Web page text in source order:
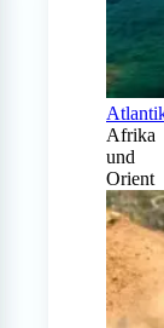
Afrika
und
Orient